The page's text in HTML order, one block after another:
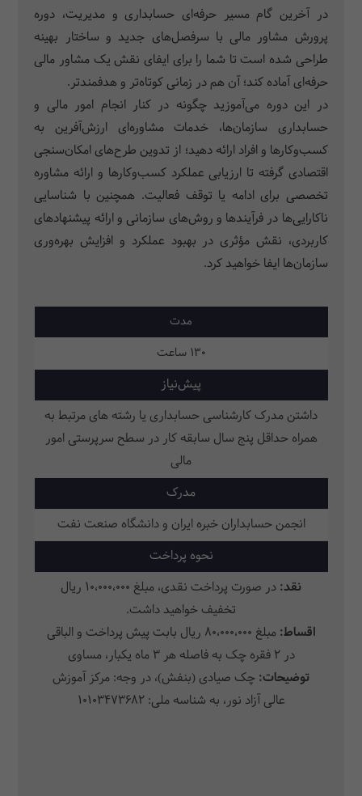
در آخرین گام مسیر حرفه‌ای حسابداری و مدیریت، دوره
پرورش مشاور مالی با سرفصل‌های جدید و ساختار بهینه
طراحی شده است تا شما را برای ایفای نقش یک مشاور مالی
حرفه‌ای آماده کند؛ آن هم در زمانی کوتاه‌تر و هدفمندتر.
در این دوره می‌آموزید چگونه در کنار انجام امور مالی و
حسابداری سازمان‌ها، خدمات مشاوره‌ای ارزش‌آفرین به
کسب‌وکارها و افراد ارائه دهید؛ از تدوین طرح‌های امکان‌سنجی
اقتصادی گرفته تا ارزیابی عملکرد کسب‌وکارها و ارائه مشاوره
تخصصی برای ادامه یا توقف فعالیت. همچنین با شناسایی
ناکارایی‌ها در فرآیندها و روش‌های سازمانی و ارائه پیشنهادهای
کاربردی، نقش مؤثری در بهبود عملکرد و افزایش بهره‌وری
سازمان‌ها ایفا خواهید کرد.
مدت
130 ساعت
پیش‌نیاز
داشتن مدرک کارشناسی حسابداری یا رشته های مرتبط به
همراه حداقل پنج سال سابقه کار در سطح سرپرستی امور
مالی
مدرک
انجمن حسابداران خبره ایران و دانشگاه صنعت نفت
نحوه پرداخت
نقد:
در صورت پرداخت نقدی، مبلغ 10،000،000 ریال
تخفیف خواهید داشت.
اقساط:
مبلغ 80،000،000 ریال بابت پیش پرداخت و الباقی
در 2 فقره چک به فاصله هر 3 ماه یکبار، مساوی
توضیحات: چک صیادی (بنفش)، در وجه: مرکز آموزش
عالی آزاد نور، به شناسه ملی: 10103473682